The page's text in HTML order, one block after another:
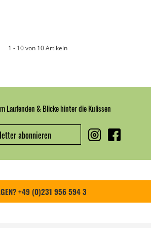
1 - 10 von 10 Artikeln
Laufenden & Blicke hinter die Kulissen
abonnieren
+49 (0)231 956 594 3